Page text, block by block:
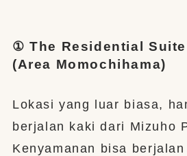
① The Residential
(Area Momochihama)
Lokasi yang luar biasa,
berjalan kaki dari Mizuho
Kenyamanan bisa